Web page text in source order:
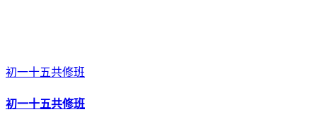
初一十五共修班
初一十五共修班